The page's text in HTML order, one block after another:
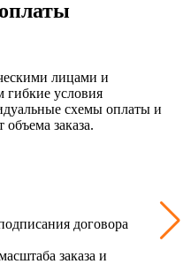
лицами и
гибкие условия
схемы оплаты и
заказа.
договора
заказа и